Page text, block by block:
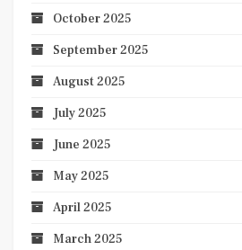
October 2025
September 2025
August 2025
July 2025
June 2025
May 2025
April 2025
March 2025